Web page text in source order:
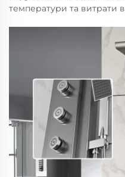
температури та витрати